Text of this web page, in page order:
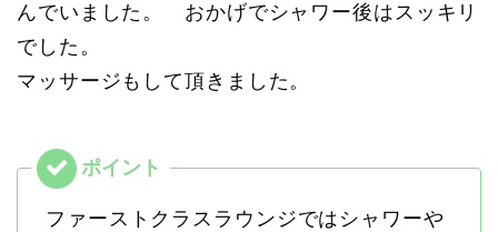
んでいました。 おかげでシャワー後はスッキリ
でした。
マッサージもして頂きました。
ファーストクラスラウンジではシャワーや